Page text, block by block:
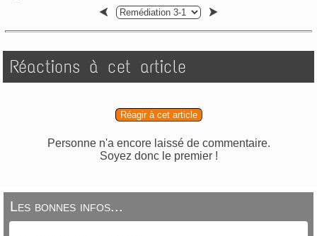
Réactions à cet article
Réagir à cet article
Personne n'a encore laissé de commentaire.
Soyez donc le premier !
Les bonnes infos...